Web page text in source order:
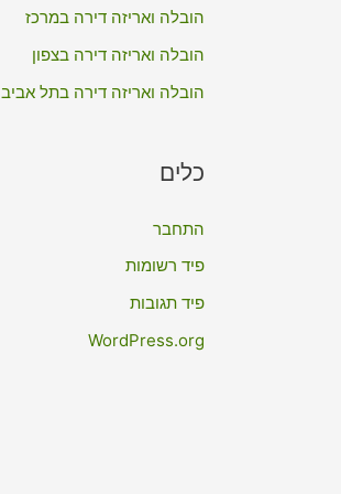
הובלה ואריזה דירה במרכז
הובלה ואריזה דירה בצפון
הובלה ואריזה דירה בתל אביב
כלים
התחבר
פיד רשומות
פיד תגובות
WordPress.org